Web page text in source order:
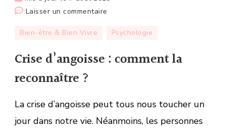
Laisser un commentaire
d’angoisse :
la
Bien-être & Bien Vivre Psychologie
Crise d’angoisse : comment la
reconnaître ?
La crise d’angoisse peut tous nous toucher un
jour dans notre vie. Néanmoins, les personnes